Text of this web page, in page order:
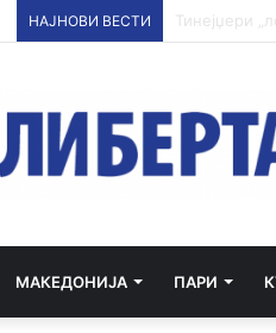
НАЈНОВИ ВЕСТИ Апсења во
МАКЕДОНИЈА ПАРИ